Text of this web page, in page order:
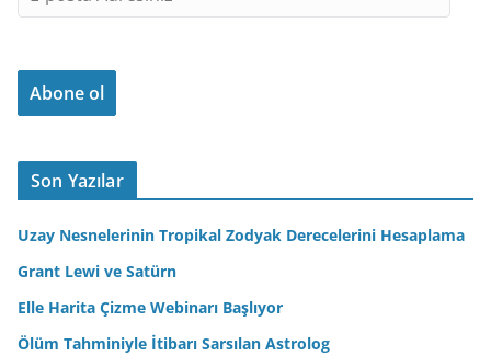
-
o
t
d
r
i
n
Abone ol
Son Yazılar
Uzay Nesnelerinin Tropikal Zodyak Derecelerini Hesaplama
Grant Lewi ve Satürn
Elle Harita Çizme Webinarı Başlıyor
Ölüm Tahminiyle İtibarı Sarsılan Astrolog